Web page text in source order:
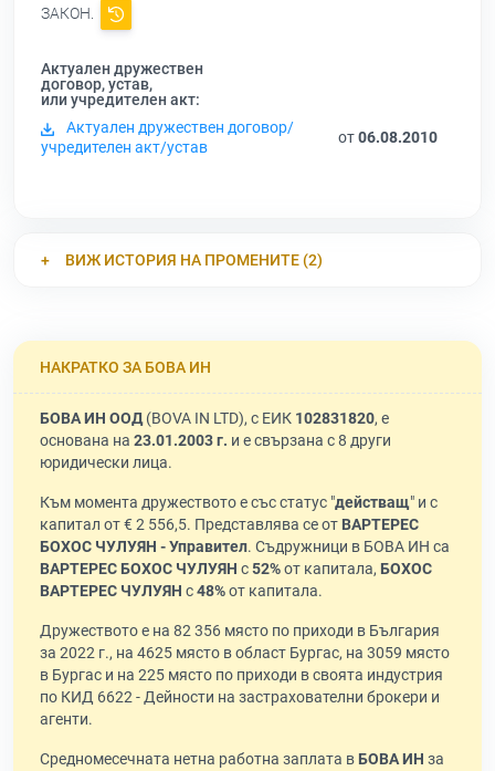
ЗАКОН.
Актуален дружествен
договор, устав,
или учредителен акт:
Актуален дружествен договор/
учредителен акт/устав
от06.08.2010
ВИЖ ИСТОРИЯ НА ПРОМЕНИТЕ (2)
НАКРАТКО ЗА БОВА ИН
БОВА ИН ООД(BOVA IN LTD), с ЕИК 102831820, е
основана на 23.01.2003 г. и е свързана с 8 други
юридически лица.
Към момента дружеството е със статус "действащ" и с
капитал от € 2 556,5. Представлява се от ВАРТЕРЕС
БОХОС ЧУЛУЯН - Управител. Съдружници в БОВА ИН са
ВАРТЕРЕС БОХОС ЧУЛУЯН с52%от капитала, БОХОС
ВАРТЕРЕС ЧУЛУЯН с48%от капитала.
Дружеството е на 82 356 място по приходи в България
за 2022 г., на 4625 място в област Бургас, на 3059 място
в Бургас и на 225 място по приходи в своята индустрия
по КИД 6622 - Дейности на застрахователни брокери и
агенти.
Средномесечната нетна работна заплата вБОВА ИН за